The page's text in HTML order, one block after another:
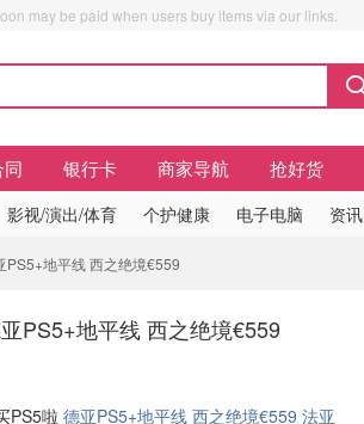
may be paid when users buy items via our links.
银行卡 商家导航 抢好货
影视/演出/体育 个护健康 电子电脑 资讯
地平线 西之绝境€559
PS5+地平线 西之绝境€559
PS5啦 德亚PS5+地平线 西之绝境€559 法亚